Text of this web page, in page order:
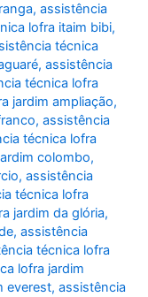
,assistência
lofra itaim bibi,
técnica
,assistência
técnica lofra
jardim ampliação,
,assistência
técnica lofra
colombo,
,assistência
técnica lofra
jardim da glória,
,assistência
técnica lofra
lofra jardim
everest,assistência